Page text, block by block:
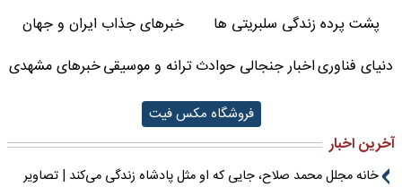
پشت پرده زندگی سلبریتی ها
خبرهای جذاب ایران و جهان
دنیای فناوریاخبار جنجالی حوادثترانه و موسیقیخبرهای مشهدی
فروشگاه مکس فیت
آخرین اخبار
خانه مجلل محمد صلاح، جایی که او مثل پادشاه زندگی می‌کند | تصاویر